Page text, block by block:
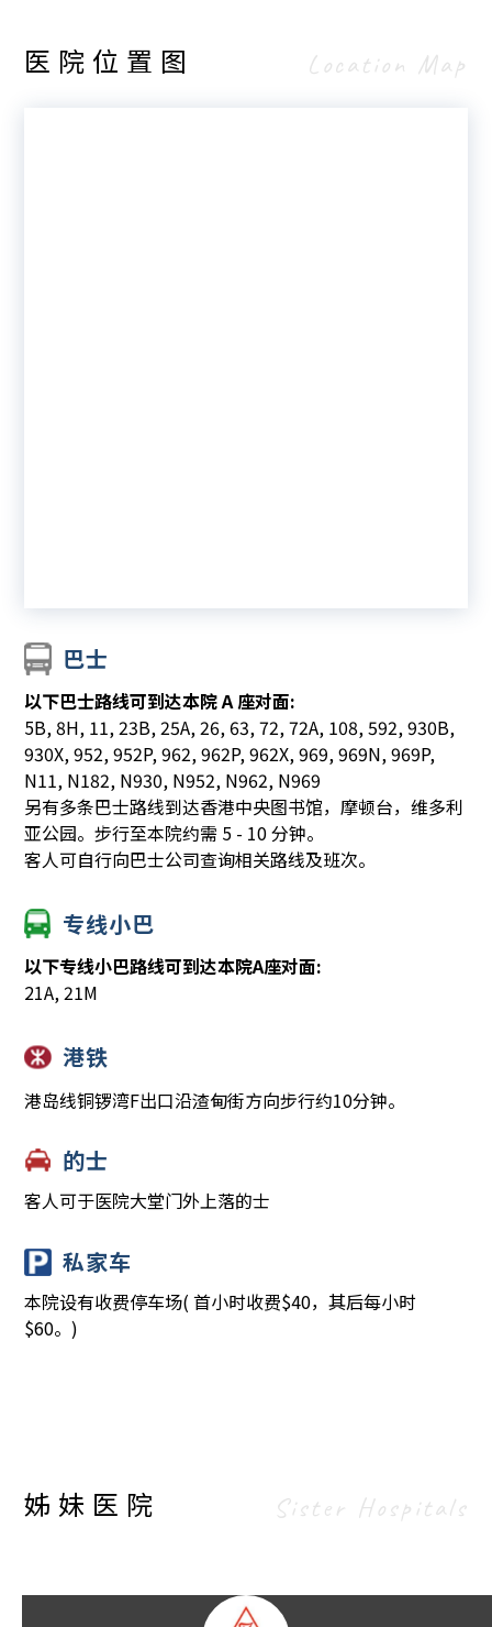
医院位置图 Location Map
巴士
以下巴士路线可到达本院 A 座对面:
5B, 8H, 11, 23B, 25A, 26, 63, 72, 72A, 108, 592, 930B,
930X, 952, 952P, 962, 962P, 962X, 969, 969N, 969P,
N11, N182, N930, N952, N962, N969
另有多条巴士路线到达香港中央图书馆，摩顿台，维多利
亚公园。步行至本院约需 5 - 10 分钟。
客人可自行向巴士公司查询相关路线及班次。
专线小巴
以下专线小巴路线可到达本院A座对面:
21A, 21M
港铁
港岛线铜锣湾F出口沿渣甸街方向步行约10分钟。
的士
客人可于医院大堂门外上落的士
私家车
本院设有收费停车场( 首小时收费$40，其后每小时
$60。)
姊妹医院 Sister Hospitals